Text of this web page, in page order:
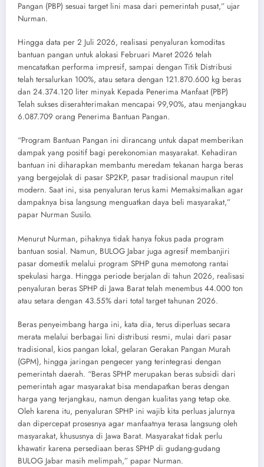
Pangan (PBP) sesuai target lini masa dari pemerintah pusat,” ujar
Nurman.
Hingga data per 2 Juli 2026, realisasi penyaluran komoditas
bantuan pangan untuk alokasi Februari Maret 2026 telah
mencatatkan performa impresif, sampai dengan Titik Distribusi
telah tersalurkan 100%, atau setara dengan 121.870.600 kg beras
dan 24.374.120 liter minyak Kepada Penerima Manfaat (PBP)
Telah sukses diserahterimakan mencapai 99,90%, atau menjangkau
6.087.709 orang Penerima Bantuan Pangan.
“Program Bantuan Pangan ini dirancang untuk dapat memberikan
dampak yang positif bagi perekonomian masyarakat. Kehadiran
bantuan ini diharapkan membantu meredam tekanan harga beras
yang bergejolak di pasar SP2KP, pasar tradisional maupun ritel
modern. Saat ini, sisa penyaluran terus kami Memaksimalkan agar
dampaknya bisa langsung menguatkan daya beli masyarakat,”
papar Nurman Susilo.
Menurut Nurman, pihaknya tidak hanya fokus pada program
bantuan sosial. Namun, BULOG Jabar juga agresif membanjiri
pasar domestik melalui program SPHP guna memotong rantai
spekulasi harga. Hingga periode berjalan di tahun 2026, realisasi
penyaluran beras SPHP di Jawa Barat telah menembus 44.000 ton
atau setara dengan 43.55% dari total target tahunan 2026.
Beras penyeimbang harga ini, kata dia, terus diperluas secara
merata melalui berbagai lini distribusi resmi, mulai dari pasar
tradisional, kios pangan lokal, gelaran Gerakan Pangan Murah
(GPM), hingga jaringan pengecer yang terintegrasi dengan
pemerintah daerah. “Beras SPHP merupakan beras subsidi dari
pemerintah agar masyarakat bisa mendapatkan beras dengan
harga yang terjangkau, namun dengan kualitas yang tetap oke.
Oleh karena itu, penyaluran SPHP ini wajib kita perluas jalurnya
dan dipercepat prosesnya agar manfaatnya terasa langsung oleh
masyarakat, khususnya di Jawa Barat. Masyarakat tidak perlu
khawatir karena persediaan beras SPHP di gudang-gudang
BULOG Jabar masih melimpah,” papar Nurman.